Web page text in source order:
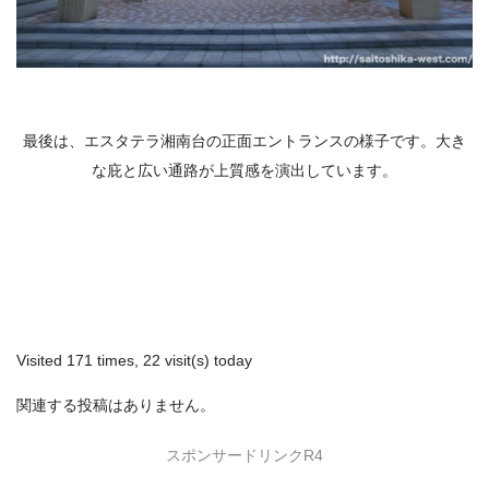
最後は、エスタテラ湘南台の正面エントランスの様子です。大き
な庇と広い通路が上質感を演出しています。
Visited 171 times, 22 visit(s) today
関連する投稿はありません。
スポンサードリンクR4